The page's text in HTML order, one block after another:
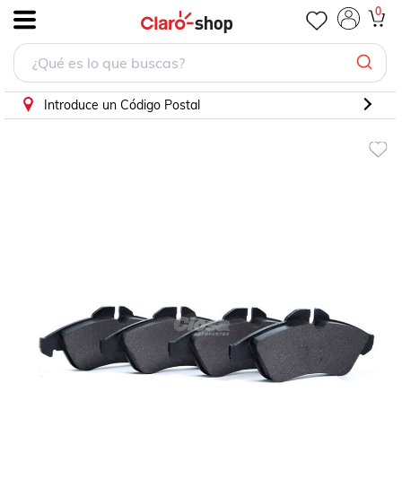
0
Introduce un Código Postal